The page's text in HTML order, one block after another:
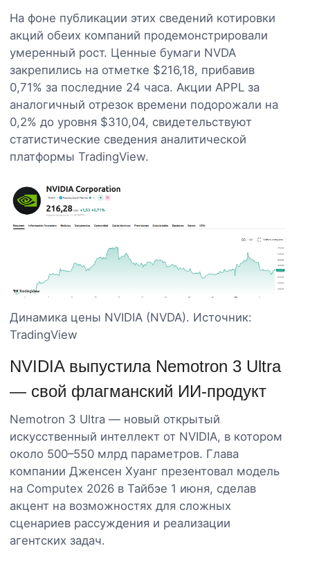
На фоне публикации этих сведений котировки
акций обеих компаний продемонстрировали
умеренный рост. Ценные бумаги NVDA
закрепились на отметке $216,18, прибавив
0,71% за последние 24 часа. Акции APPL за
аналогичный отрезок времени подорожали на
0,2% до уровня $310,04, свидетельствуют
статистические сведения аналитической
платформы TradingView.
Динамика цены NVIDIA (NVDA). Источник:
TradingView
NVIDIA выпустила Nemotron 3 Ultra
— свой флагманский ИИ-продукт
Nemotron 3 Ultra — новый открытый
искусственный интеллект от NVIDIA, в котором
около 500–550 млрд параметров. Глава
компании Дженсен Хуанг презентовал модель
на Computex 2026 в Тайбэе 1 июня, сделав
акцент на возможностях для сложных
сценариев рассуждения и реализации
агентских задач.